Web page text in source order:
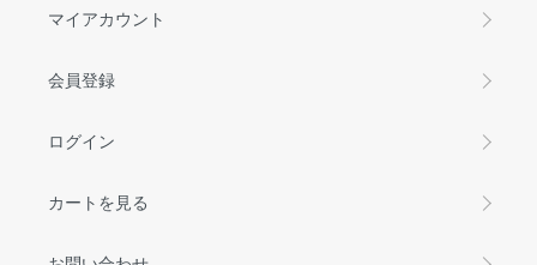
マイアカウント
会員登録
ログイン
カートを見る